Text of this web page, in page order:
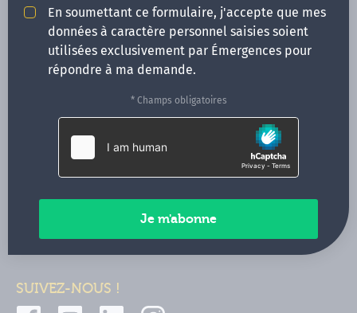
En soumettant ce formulaire, j'accepte que mes
données à caractère personnel saisies soient
utilisées exclusivement par Émergences pour
répondre à ma demande.
* Champs obligatoires
INFOS PRATIQUES
Qui sommes-nous ?
35000 Rennes
02 99 05 25 47
Contactez-nous
SUIVEZ-NOUS !